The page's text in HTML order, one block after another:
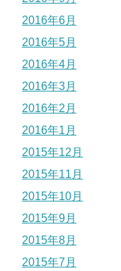
2016年6月
2016年5月
2016年4月
2016年3月
2016年2月
2016年1月
2015年12月
2015年11月
2015年10月
2015年9月
2015年8月
2015年7月